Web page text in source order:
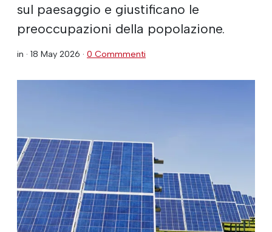
sul paesaggio e giustificano le
preoccupazioni della popolazione.
in · 18 May 2026 · 0 Commmenti